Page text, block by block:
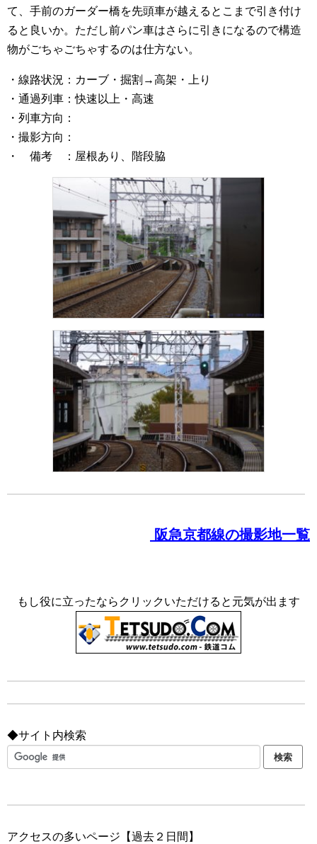
て、手前のガーダー橋を先頭車が越えるとこまで引き付け
ると良いか。ただし前パン車はさらに引きになるので構造
物がごちゃごちゃするのは仕方ない。
・線路状況：カーブ・掘割→高架・上り
・通過列車：快速以上・高速
・列車方向：
・撮影方向：
・ 備考 ：屋根あり、階段脇
阪急京都線の撮影地一覧
もし役に立ったならクリックいただけると元気が出ます
◆サイト内検索
アクセスの多いページ【過去２日間】